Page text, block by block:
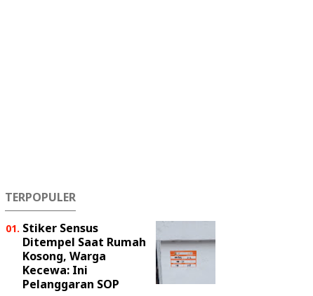
TERPOPULER
Stiker Sensus
Ditempel Saat Rumah
Kosong, Warga
Kecewa: Ini
Pelanggaran SOP